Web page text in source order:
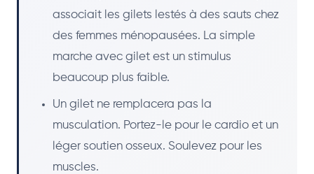
associait les gilets lestés à des sauts chez
des femmes ménopausées. La simple
marche avec gilet est un stimulus
beaucoup plus faible.
Un gilet ne remplacera pas la
musculation. Portez-le pour le cardio et un
léger soutien osseux. Soulevez pour les
muscles.